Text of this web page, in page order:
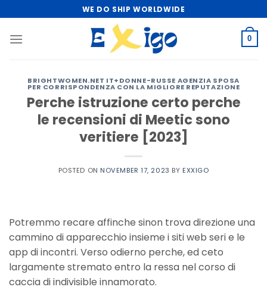
to
content
WE DO SHIP WORLDWIDE
0
BRIGHTWOMEN.NET IT+DONNE-RUSSE AGENZIA SPOSA
PER CORRISPONDENZA CON LA MIGLIORE REPUTAZIONE
Perche istruzione certo perche
le recensioni di Meetic sono
veritiere [2023]
POSTED ON NOVEMBER 17, 2023 BY EXXIGO
Potremmo recare affinche sinon trova direzione una
cammino di apparecchio insieme i siti web seri e le
app di incontri. Verso odierno perche, ed ceto
largamente stremato entro la ressa nel corso di
caccia di indivisible innamorato.